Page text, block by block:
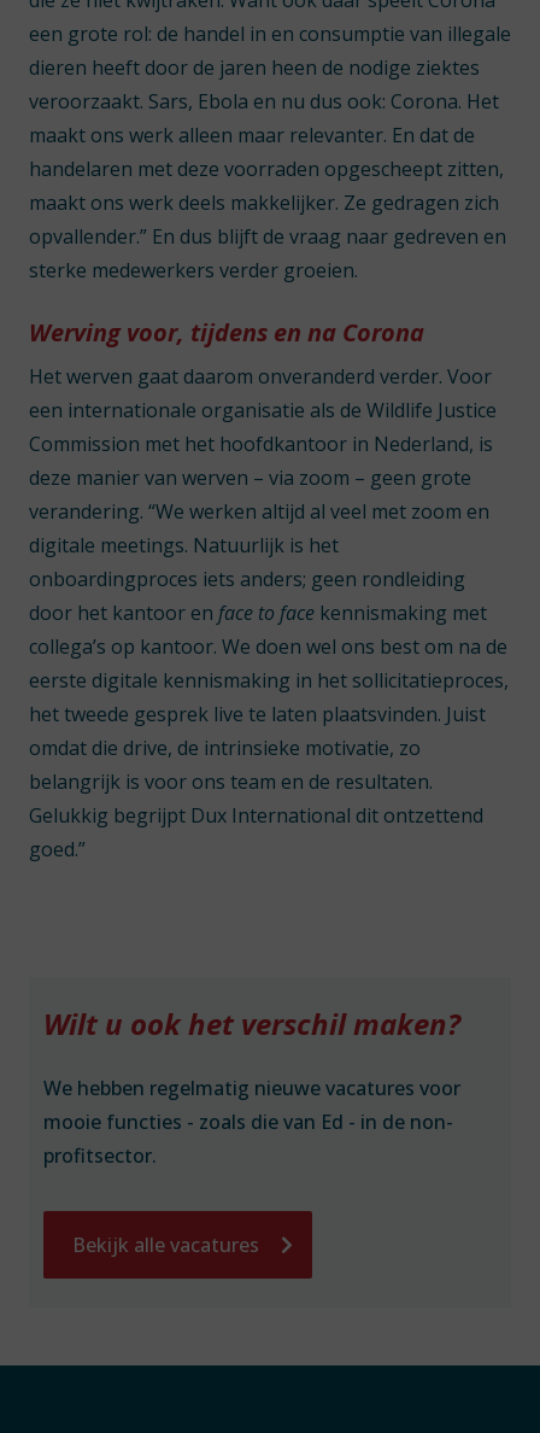
een grote rol: de handel in en consumptie van illegale
dieren heeft door de jaren heen de nodige ziektes
veroorzaakt. Sars, Ebola en nu dus ook: Corona. Het
maakt ons werk alleen maar relevanter. En dat de
handelaren met deze voorraden opgescheept zitten,
maakt ons werk deels makkelijker. Ze gedragen zich
opvallender.” En dus blijft de vraag naar gedreven en
sterke medewerkers verder groeien.
Werving voor, tijdens en na Corona
Het werven gaat daarom onveranderd verder. Voor
een internationale organisatie als de Wildlife Justice
Commission met het hoofdkantoor in Nederland, is
deze manier van werven – via zoom – geen grote
verandering. “We werken altijd al veel met zoom en
digitale meetings. Natuurlijk is het
onboardingproces iets anders; geen rondleiding
door het kantoor en face to face kennismaking met
collega’s op kantoor. We doen wel ons best om na de
eerste digitale kennismaking in het sollicitatieproces,
het tweede gesprek live te laten plaatsvinden. Juist
omdat die drive, de intrinsieke motivatie, zo
belangrijk is voor ons team en de resultaten.
Gelukkig begrijpt Dux International dit ontzettend
goed.”
Wilt u ook het verschil maken?
We hebben regelmatig nieuwe vacatures voor
mooie functies - zoals die van Ed - in de non-
profitsector.
Bekijk alle vacatures